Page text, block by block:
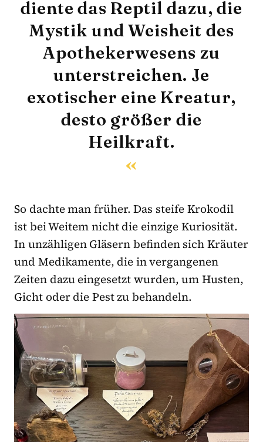
diente das Reptil dazu, die
Mystik und Weisheit des
Apothekerwesens zu
unterstreichen. Je
exotischer eine Kreatur,
desto größer die
Heilkraft.
So dachte man früher. Das steife Krokodil
ist bei Weitem nicht die einzige Kuriosität.
In unzähligen Gläsern befinden sich Kräuter
und Medikamente, die in vergangenen
Zeiten dazu eingesetzt wurden, um Husten,
Gicht oder die Pest zu behandeln.